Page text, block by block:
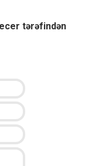
tərəfindən